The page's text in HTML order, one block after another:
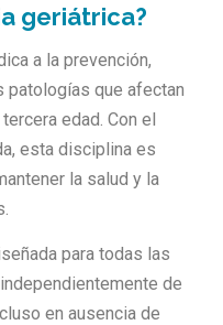
geriátrica?
a la prevención,
patologías que afectan
edad. Con el
esta disciplina es
la salud y la
para todas las
de
en ausencia de